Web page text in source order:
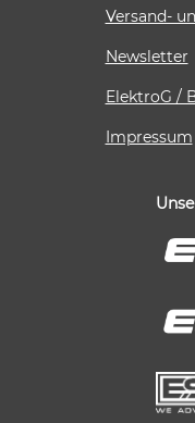
Versand-
Newsletter
ElektroG /
Impressum